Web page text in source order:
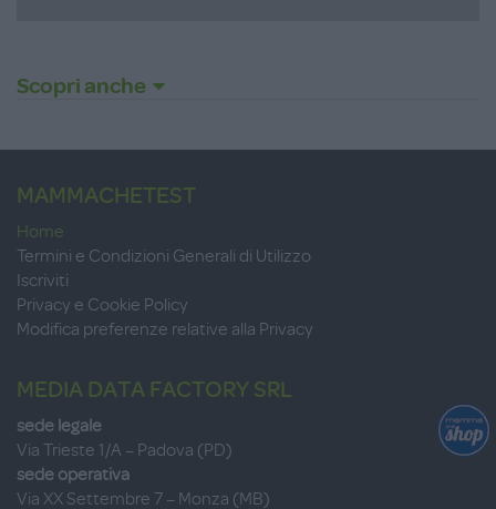
Scopri anche
MAMMACHETEST
Home
Termini e Condizioni Generali di Utilizzo
Iscriviti
Privacy e Cookie Policy
Modifica preferenze relative alla Privacy
MEDIA DATA FACTORY SRL
sede legale
Via Trieste 1/A – Padova (PD)
sede operativa
Via XX Settembre 7 – Monza (MB)